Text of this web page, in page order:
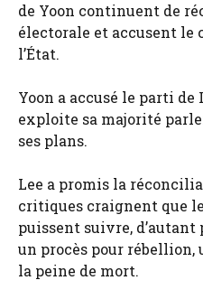
de Yoon continuent de
électorale et accusent le
l’État.
Yoon a accusé le parti de
exploite sa majorité
ses plans.
Lee a promis la
critiques craignent que
puissent suivre,
un procès pour rébellion,
la peine de mort.